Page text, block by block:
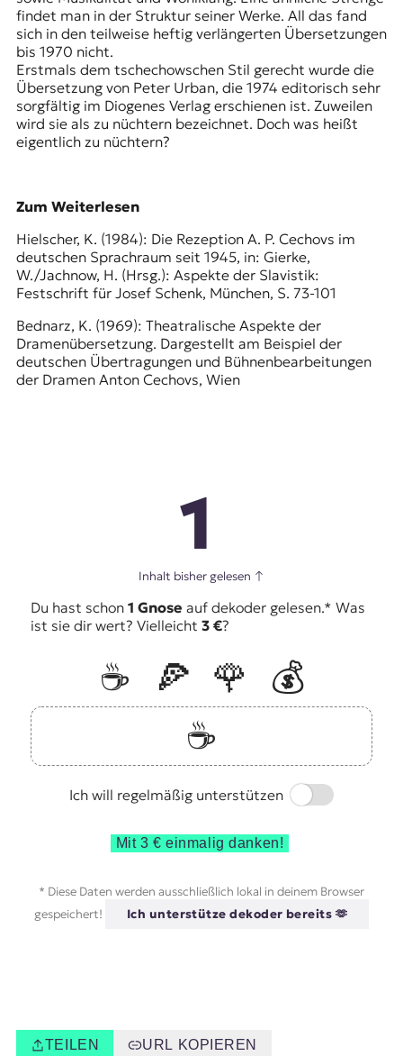
findet man in der Struktur seiner Werke. All das fand
sich in den teilweise heftig verlängerten Übersetzungen
bis 1970 nicht.
Erstmals dem tschechowschen Stil gerecht wurde die
Übersetzung von Peter Urban, die 1974 editorisch sehr
sorgfältig im Diogenes Verlag erschienen ist. Zuweilen
wird sie als zu nüchtern bezeichnet. Doch was heißt
eigentlich zu nüchtern?
Zum Weiterlesen
Hielscher, K. (1984): Die Rezeption A. P. Cechovs im
deutschen Sprachraum seit 1945, in: Gierke,
W./Jachnow, H. (Hrsg.): Aspekte der Slavistik:
Festschrift für Josef Schenk, München, S. 73-101
Bednarz, K. (1969): Theatralische Aspekte der
Dramenübersetzung. Dargestellt am Beispiel der
deutschen Übertragungen und Bühnenbearbeitungen
der Dramen Anton Cechovs, Wien
1
Inhalt bisher gelesen ↑
Du hast schon 1 Gnose auf dekoder gelesen.* Was
ist sie dir wert? Vielleicht 3 €?
☕️ 🍕 🌹
💰
☕️
Ich will regelmäßig unterstützen
Switch
Mit 3 € einmalig danken!
* Diese Daten werden ausschließlich lokal in deinem Browser
gespeichert!
Ich unterstütze dekoder bereits 🫶
TEILEN URL KOPIEREN